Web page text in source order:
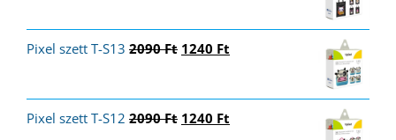
Pixel szett T-S13 2090Ft Original
1240 Ft
Pixel szett T-S12 2090Ft Original
1240 Ft